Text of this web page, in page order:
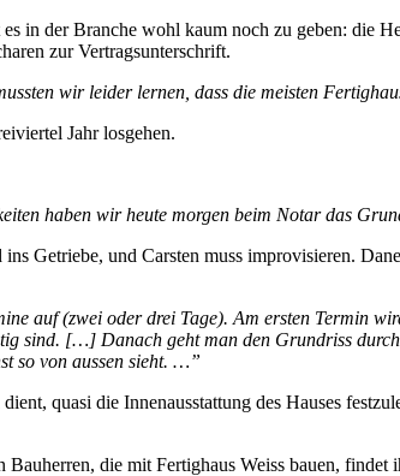
in der Branche wohl kaum noch zu geben: die
zur Vertragsunterschrift.
wir leider lernen, dass die meisten
Jahr losgehen.
haben wir heute morgen beim Notar das
Getriebe, und Carsten muss improvisieren.
auf (zwei oder drei Tage). Am ersten Termin
sind. […] Danach geht man den Grundriss
so von aussen sieht. …”
quasi die Innenausstattung des Hauses
die mit Fertighaus Weiss bauen, findet